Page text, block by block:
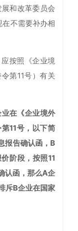
和改革委员会
不需要补办相
按照《企业境
第11号）有关
在《企业境外
11号，以下简
报告确认函，B
阶段，按照11
认函，那么A企
斥B企业在国家